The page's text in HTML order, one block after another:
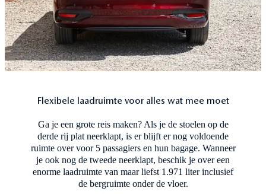
Flexibele laadruimte voor alles wat mee moet
Ga je een grote reis maken? Als je de stoelen op de
derde rij plat neerklapt, is er blijft er nog voldoende
ruimte over voor 5 passagiers en hun bagage. Wanneer
je ook nog de tweede neerklapt, beschik je over een
enorme laadruimte van maar liefst 1.971 liter inclusief
de bergruimte onder de vloer.